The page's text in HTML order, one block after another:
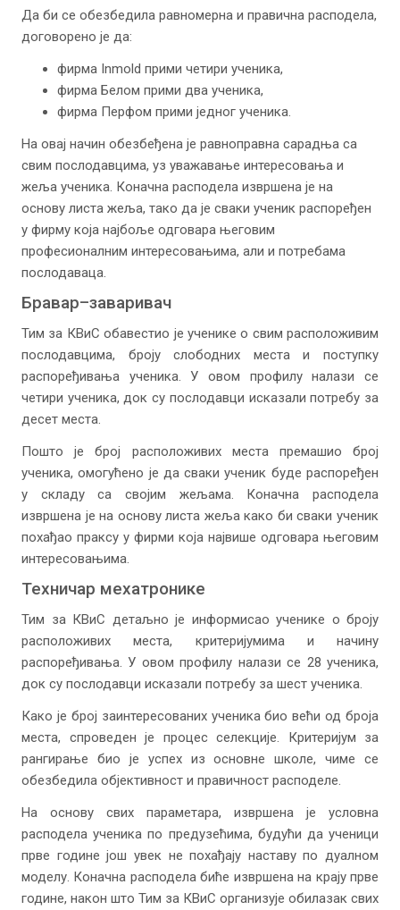
Да би се обезбедила равномерна и правична расподела,
договорено је да:
фирма Inmold прими четири ученика,
фирма Белом прими два ученика,
фирма Перфом прими једног ученика.
На овај начин обезбеђена је равноправна сарадња са
свим послодавцима, уз уважавање интересовања и
жеља ученика. Коначна расподела извршена је на
основу листа жеља, тако да је сваки ученик распоређен
у фирму која најбоље одговара његовим
професионалним интересовањима, али и потребама
послодаваца.
Бравар–заваривач
Тим за КВиС обавестио је ученике о свим расположивим
послодавцима, броју слободних места и поступку
распоређивања ученика. У овом профилу налази се
четири ученика, док су послодавци исказали потребу за
десет места.
Пошто је број расположивих места премашио број
ученика, омогућено је да сваки ученик буде распоређен
у складу са својим жељама. Коначна расподела
извршена је на основу листа жеља како би сваки ученик
похађао праксу у фирми која највише одговара његовим
интересовањима.
Техничар мехатронике
Тим за КВиС детаљно је информисао ученике о броју
расположивих места, критеријумима и начину
распоређивања. У овом профилу налази се 28 ученика,
док су послодавци исказали потребу за шест ученика.
Како је број заинтересованих ученика био већи од броја
места, спроведен је процес селекције. Критеријум за
рангирање био је успех из основне школе, чиме се
обезбедила објективност и правичност расподеле.
На основу свих параметара, извршена је условна
расподела ученика по предузећима, будући да ученици
прве године још увек не похађају наставу по дуалном
моделу. Коначна расподела биће извршена на крају прве
године, након што Тим за КВиС организује обилазак свих